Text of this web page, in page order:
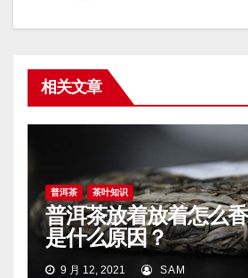
相关文章
普洱茶 茶叶知识
普洱茶放着放着怎么
是什么原因？
9 月 12, 2021 SAM